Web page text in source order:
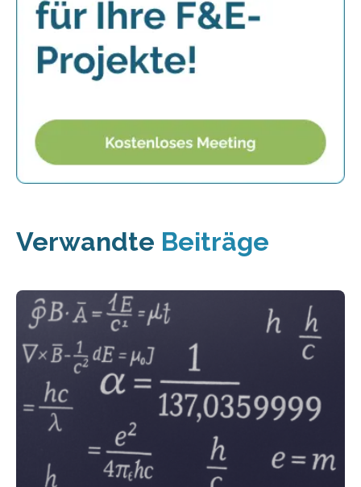
Verwandte Beiträge